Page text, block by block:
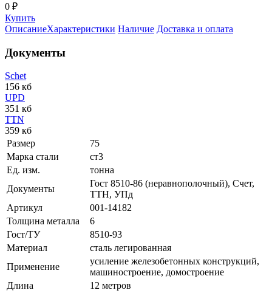
0 ₽
Купить
ОписаниеХарактеристики Наличие Доставка и оплата
Документы
Schet
156 кб
UPD
351 кб
TTN
359 кб
Размер
75
Марка стали
ст3
Ед. изм.
тонна
Документы
Гост 8510-86 (неравнополочный), Счет,
ТТН, УПд
Артикул
001-14182
Толщина металла
6
Гост/ТУ
8510-93
Материал
сталь легированная
Применение
усиление железобетонных конструкций,
машиностроение, домостроение
Длина
12 метров